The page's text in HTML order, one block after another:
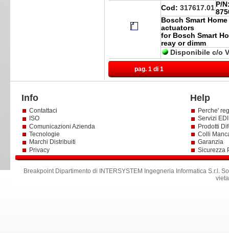
Cod: 317617.01 P/
Bosch Smart
actuators
for Bosch Smart
reay or dimm
Disponibile c/o
pag. 1 di 1
Info Help
Contattaci
ISO
Comunicazioni Azienda
Tecnologie
Marchi Distribuiti
Privacy
Perche'
Servizi
Prodotti
Colli
Garanzia
Sicurezza
Breakpoint Dipartimento di INTERSYSTEM Ingegneria Informatica S.r.l .